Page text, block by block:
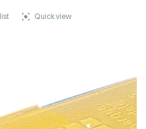
Quick view